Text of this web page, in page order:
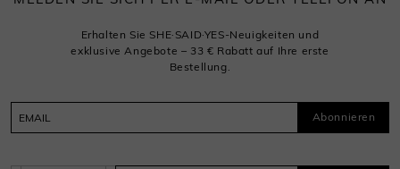
Erhalten Sie SHE·SAID·YES-Neuigkeiten und
exklusive Angebote – 33 € Rabatt auf Ihre erste
Bestellung.
Abonnieren